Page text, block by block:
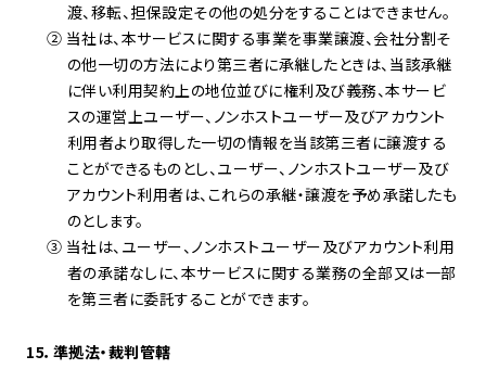
渡、移転、担保設定その他の処分をすることはできません。
② 当社は、本サービスに関する事業を事業譲渡、会社分割そ
の他一切の方法により第三者に承継したときは、当該承継
に伴い利用契約上の地位並びに権利及び義務、本サービ
スの運営上ユーザー、ノンホストユーザー及びアカウント
利用者より取得した一切の情報を当該第三者に譲渡する
ことができるものとし、ユーザー、ノンホストユーザー及び
アカウント利用者は、これらの承継・譲渡を予め承諾したも
のとします。
③ 当社は、ユーザー、ノンホストユーザー及びアカウント利用
者の承諾なしに、本サービスに関する業務の全部又は一部
を第三者に委託することができます。
15．準拠法・裁判管轄